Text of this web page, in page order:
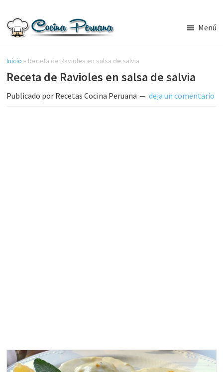
contenido
lateral
principal
Cocina
Peruana,
Recetas
de
Comida
Menú
Inicio » Receta de Ravioles en salsa de salvia
Receta de Ravioles en salsa de salvia
Publicado por Recetas Cocina Peruana deja un comentario